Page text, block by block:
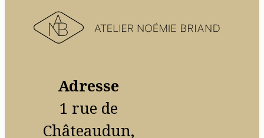
Adresse
1 rue de
Châteaudun,